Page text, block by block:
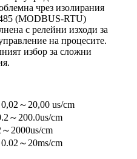
чрез изолирания
(MODBUS-RTU)
с релейни изходи за
на процесите.
избор за сложни
0,02～20,00 us/cm
～200.0us/cm
～2000us/cm
0.02～20ms/cm